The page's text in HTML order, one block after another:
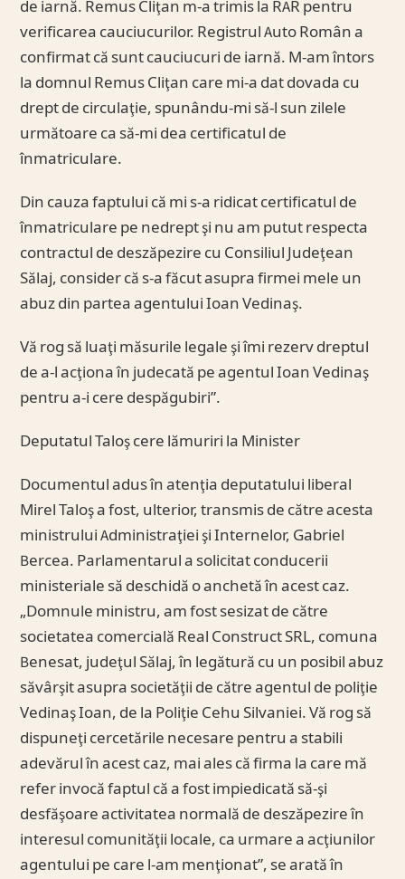
de iarnă. Remus Cliţan m-a trimis la RAR pentru
verificarea cauciucurilor. Registrul Auto Român a
confirmat că sunt cauciucuri de iarnă. M-am întors
la domnul Remus Cliţan care mi-a dat dovada cu
drept de circulaţie, spunându-mi să-l sun zilele
următoare ca să-mi dea certificatul de
înmatriculare.
Din cauza faptului că mi s-a ridicat certificatul de
înmatriculare pe nedrept şi nu am putut respecta
contractul de deszăpezire cu Consiliul Judeţean
Sălaj, consider că s-a făcut asupra firmei mele un
abuz din partea agentului Ioan Vedinaş.
Vă rog să luaţi măsurile legale şi îmi rezerv dreptul
de a-l acţiona în judecată pe agentul Ioan Vedinaş
pentru a-i cere despăgubiri”.
Deputatul Taloş cere lămuriri la Minister
Documentul adus în atenţia deputatului liberal
Mirel Taloş a fost, ulterior, transmis de către acesta
ministrului Administraţiei şi Internelor, Gabriel
Bercea. Parlamentarul a solicitat conducerii
ministeriale să deschidă o anchetă în acest caz.
„Domnule ministru, am fost sesizat de către
societatea comercială Real Construct SRL, comuna
Benesat, judeţul Sălaj, în legătură cu un posibil abuz
săvârşit asupra societăţii de către agentul de poliţie
Vedinaş Ioan, de la Poliţie Cehu Silvaniei. Vă rog să
dispuneţi cercetările necesare pentru a stabili
adevărul în acest caz, mai ales că firma la care mă
refer invocă faptul că a fost impiedicată să-şi
desfăşoare activitatea normală de deszăpezire în
interesul comunităţii locale, ca urmare a acţiunilor
agentului pe care l-am menţionat”, se arată în